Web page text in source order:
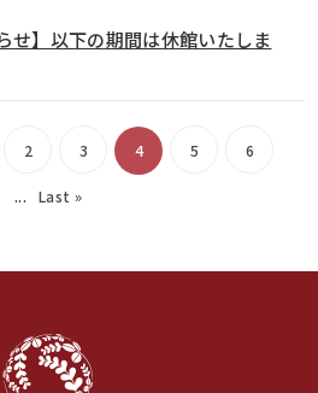
せ】以下の期間は休館いたしま
2 3 4 5 6
... Last »